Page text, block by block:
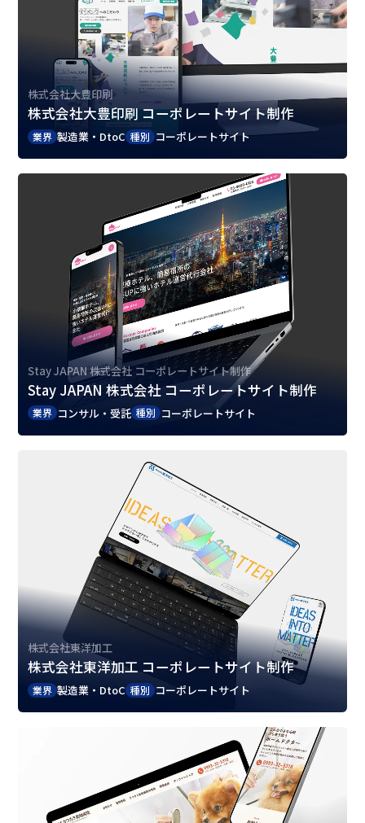
株式会社大豊印刷
株式会社大豊印刷 コーポレートサイト制作
業界 製造業・DtoC 種別 コーポレートサイト
Stay JAPAN 株式会社 コーポレートサイト制作
Stay JAPAN 株式会社 コーポレートサイト制作
業界 コンサル・受託 種別 コーポレートサイト
株式会社東洋加工
株式会社東洋加工 コーポレートサイト制作
業界 製造業・DtoC 種別 コーポレートサイト